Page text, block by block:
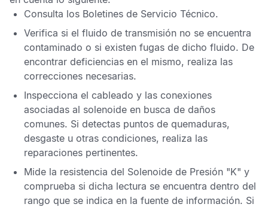
Consulta los Boletines de Servicio Técnico.
Verifica si el fluido de transmisión no se encuentra
contaminado o si existen fugas de dicho fluido. De
encontrar deficiencias en el mismo, realiza las
correcciones necesarias.
Inspecciona el cableado y las conexiones
asociadas al solenoide en busca de daños
comunes. Si detectas puntos de quemaduras,
desgaste u otras condiciones, realiza las
reparaciones pertinentes.
Mide la resistencia del Solenoide de Presión "K" y
comprueba si dicha lectura se encuentra dentro del
rango que se indica en la fuente de información. Si